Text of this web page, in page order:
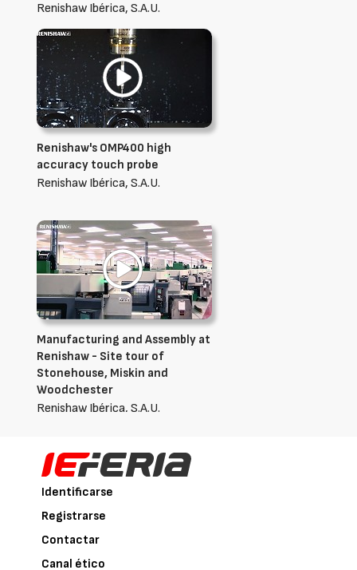
Renishaw Ibérica, S.A.U.
Renishaw's OMP400 high
accuracy touch probe
Renishaw Ibérica, S.A.U.
Manufacturing and Assembly at
Renishaw - Site tour of
Stonehouse, Miskin and
Woodchester
Renishaw Ibérica, S.A.U.
Identificarse
Registrarse
Contactar
Canal ético